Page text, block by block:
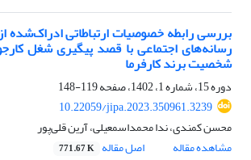
بررسی رابطه خصوصیات ارتباطاتی ادراک‌شده
رسانه‌های اجتماعی با قصد پیگیری شغل
شخصیت برند کارفرما
دوره 15، شماره 1، 1402، صفحه
119-148
10.22059/jipa.2023.350961.3239
محسن کمندی، ندا محمداسمعیلی، آرین قلی‌پور
مشاهده مقاله
اصل مقاله 771.67 K